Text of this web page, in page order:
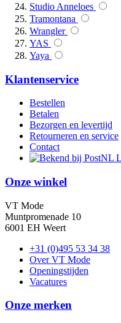
Studio Anneloes
Tramontana
Wrangler
YAS
Yaya
Klantenservice
Bestellen
Betalen
Bezorgen en levertijd
Retourneren en service
Contact
Onze winkel
VT Mode
Muntpromenade 10
6001 EH Weert
+31 (0)495 53 34 38
Over VT Mode
Openingstijden
Vacatures
Onze merken